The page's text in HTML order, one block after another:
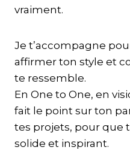
vraiment.
Je t’accompagne
affirmer ton style et
te ressemble.
En One to One, en
fait le point sur ton
tes projets, pour que
solide et inspirant.